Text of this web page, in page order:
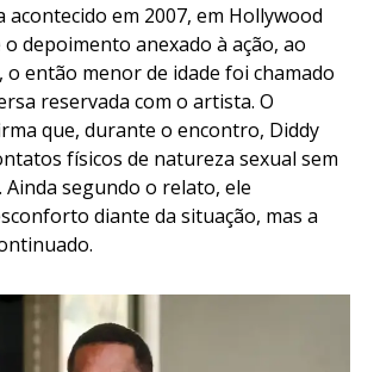
acontecido em 2007, em Hollywood
depoimento anexado à ação, ao
o então menor de idade foi chamado
reservada com o artista. O
que, durante o encontro, Diddy
físicos de natureza sexual sem
segundo o relato, ele
diante da situação, mas a